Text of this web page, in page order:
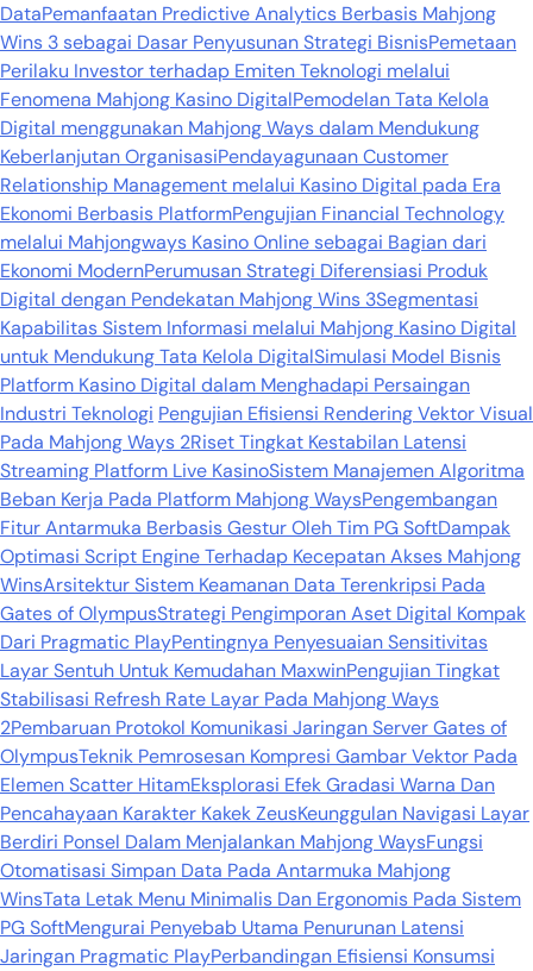
DataPemanfaatan Predictive Analytics Berbasis Mahjong
Wins 3 sebagai Dasar Penyusunan Strategi BisnisPemetaan
Perilaku Investor terhadap Emiten Teknologi melalui
Fenomena Mahjong Kasino DigitalPemodelan Tata Kelola
Digital menggunakan Mahjong Ways dalam Mendukung
Keberlanjutan OrganisasiPendayagunaan Customer
Relationship Management melalui Kasino Digital pada Era
Ekonomi Berbasis PlatformPengujian Financial Technology
melalui Mahjongways Kasino Online sebagai Bagian dari
Ekonomi ModernPerumusan Strategi Diferensiasi Produk
Digital dengan Pendekatan Mahjong Wins 3Segmentasi
Kapabilitas Sistem Informasi melalui Mahjong Kasino Digital
untuk Mendukung Tata Kelola DigitalSimulasi Model Bisnis
Platform Kasino Digital dalam Menghadapi Persaingan
Industri Teknologi Pengujian Efisiensi Rendering Vektor Visual
Pada Mahjong Ways 2Riset Tingkat Kestabilan Latensi
Streaming Platform Live KasinoSistem Manajemen Algoritma
Beban Kerja Pada Platform Mahjong WaysPengembangan
Fitur Antarmuka Berbasis Gestur Oleh Tim PG SoftDampak
Optimasi Script Engine Terhadap Kecepatan Akses Mahjong
WinsArsitektur Sistem Keamanan Data Terenkripsi Pada
Gates of OlympusStrategi Pengimporan Aset Digital Kompak
Dari Pragmatic PlayPentingnya Penyesuaian Sensitivitas
Layar Sentuh Untuk Kemudahan MaxwinPengujian Tingkat
Stabilisasi Refresh Rate Layar Pada Mahjong Ways
2Pembaruan Protokol Komunikasi Jaringan Server Gates of
OlympusTeknik Pemrosesan Kompresi Gambar Vektor Pada
Elemen Scatter HitamEksplorasi Efek Gradasi Warna Dan
Pencahayaan Karakter Kakek ZeusKeunggulan Navigasi Layar
Berdiri Ponsel Dalam Menjalankan Mahjong WaysFungsi
Otomatisasi Simpan Data Pada Antarmuka Mahjong
WinsTata Letak Menu Minimalis Dan Ergonomis Pada Sistem
PG SoftMengurai Penyebab Utama Penurunan Latensi
Jaringan Pragmatic PlayPerbandingan Efisiensi Konsumsi